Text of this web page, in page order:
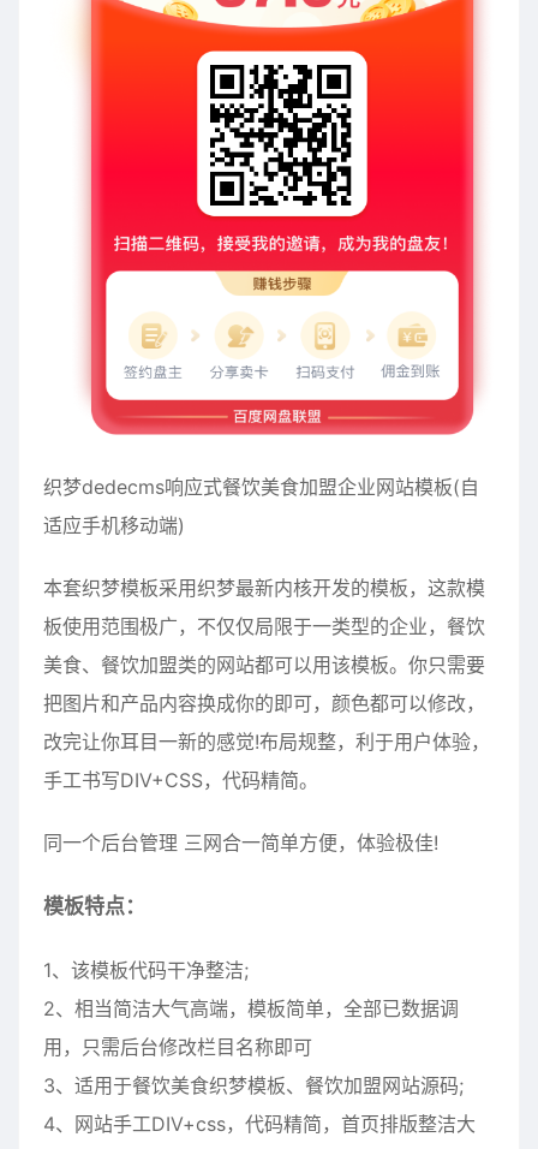
织梦dedecms响应式餐饮美食加盟企业网站模板(自
适应手机移动端)
本套织梦模板采用织梦最新内核开发的模板，这款模
板使用范围极广，不仅仅局限于一类型的企业，餐饮
美食、餐饮加盟类的网站都可以用该模板。你只需要
把图片和产品内容换成你的即可，颜色都可以修改，
改完让你耳目一新的感觉!布局规整，利于用户体验，
手工书写DIV+CSS，代码精简。
同一个后台管理 三网合一简单方便，体验极佳!
模板特点：
1、该模板代码干净整洁;
2、相当简洁大气高端，模板简单，全部已数据调
用，只需后台修改栏目名称即可
3、适用于餐饮美食织梦模板、餐饮加盟网站源码;
4、网站手工DIV+css，代码精简，首页排版整洁大